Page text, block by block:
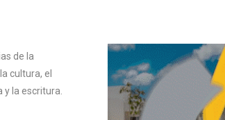
de la
cultura, el
y la escritura.